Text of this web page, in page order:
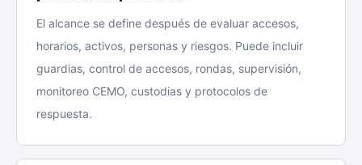
El alcance se define después de evaluar accesos,
horarios, activos, personas y riesgos. Puede incluir
guardias, control de accesos, rondas, supervisión,
monitoreo CEMO, custodias y protocolos de
respuesta.